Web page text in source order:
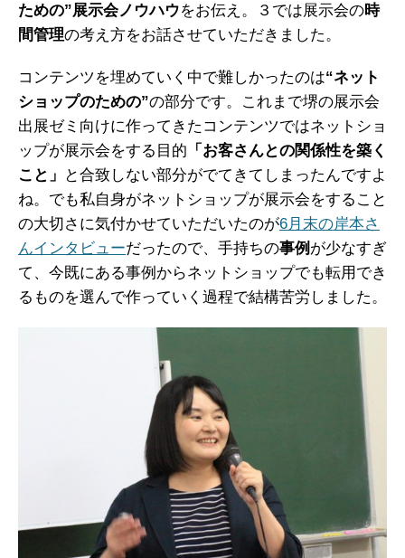
ための”展示会ノウハウをお伝え。３では展示会の時
間管理の考え方をお話させていただきました。
コンテンツを埋めていく中で難しかったのは“ネット
ショップのための”の部分です。これまで堺の展示会
出展ゼミ向けに作ってきたコンテンツではネットショ
ップが展示会をする目的 「お客さんとの関係性を築く
こと」
と合致しない部分がでてきてしまったんですよ
ね。でも私自身がネットショップが展示会をすること
の大切さに気付かせていただいたのが6月末の岸本さ
んインタビューだったので、手持ちの事例 が少なすぎ
て、今既にある事例からネットショップでも転用でき
るものを選んで作っていく過程で結構苦労しました。